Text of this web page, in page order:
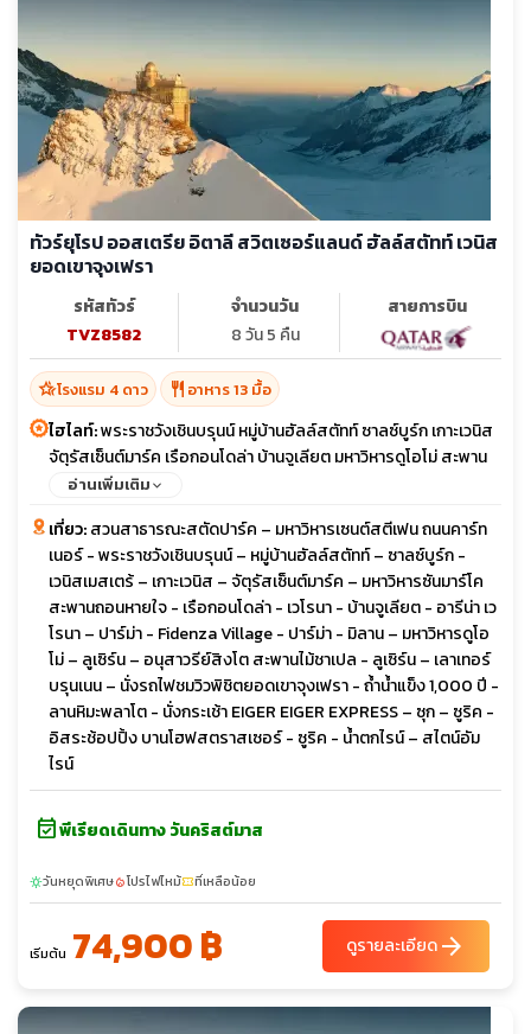
ทัวร์ยุโรป ออสเตรีย อิตาลี สวิตเซอร์แลนด์ ฮัลล์สตัทท์ เวนิส
ยอดเขาจุงเฟรา
รหัสทัวร์
TVZ8582
จำนวนวัน
8 วัน 5 คืน
สายการบิน
hotel_classโรงแรม 4 ดาว restaurant อาหาร 13 มื้อ
ไฮไลท์:พระราชวังเชินบรุนน์ หมู่บ้านฮัลล์สตัทท์ ซาลซ์บูร์ก เกาะเวนิส
จัตุรัสเซ็นต์มาร์ค เรือกอนโดล่า บ้านจูเลียต มหาวิหารดูโอโม่ สะพาน
ไม้ชาเปล ยอดเขาจุงเฟรา นั่งกระเช้า EIGER EXPRESS น้ำตกไรน์ ส
อ่านเพิ่มเติม
เที่ยว:สวนสาธารณะสตัดปาร์ค – มหาวิหารเซนต์สตีเฟน ถนนคาร์ท
เนอร์ - พระราชวังเชินบรุนน์ – หมู่บ้านฮัลล์สตัทท์ – ซาลซ์บูร์ก -
เวนิสเมสเตร้ – เกาะเวนิส – จัตุรัสเซ็นต์มาร์ค – มหาวิหารซันมาร์โค
สะพานถอนหายใจ - เรือกอนโดล่า - เวโรนา - บ้านจูเลียต - อารีน่า เว
โรนา – ปาร์ม่า - Fidenza Village - ปาร์ม่า - มิลาน – มหาวิหารดูโอ
โม่ – ลูเซิร์น – อนุสาวรีย์สิงโต สะพานไม้ชาเปล - ลูเซิร์น – เลาเทอร์
บรุนเนน – นั่งรถไฟชมวิวพิชิตยอดเขาจุงเฟรา - ถ้ำน้ำแข็ง 1,000 ปี -
ลานหิมะพลาโต - นั่งกระเช้า EIGER EIGER EXPRESS – ซุก – ซูริค -
อิสระช้อปปิ้ง บานโฮฟสตราสเซอร์ - ซูริค - น้ำตกไรน์ – สไตน์อัม
ไรน์
event_availableพีเรียดเดินทาง วันคริสต์มาส
sunnyวันหยุดพิเศษlocal_fire_departmentโปรไฟไหม้confirmation_numberที่เหลือน้อย
เริ่มต้น 74,900 ฿ ดูรายละเอียดarrow_forward